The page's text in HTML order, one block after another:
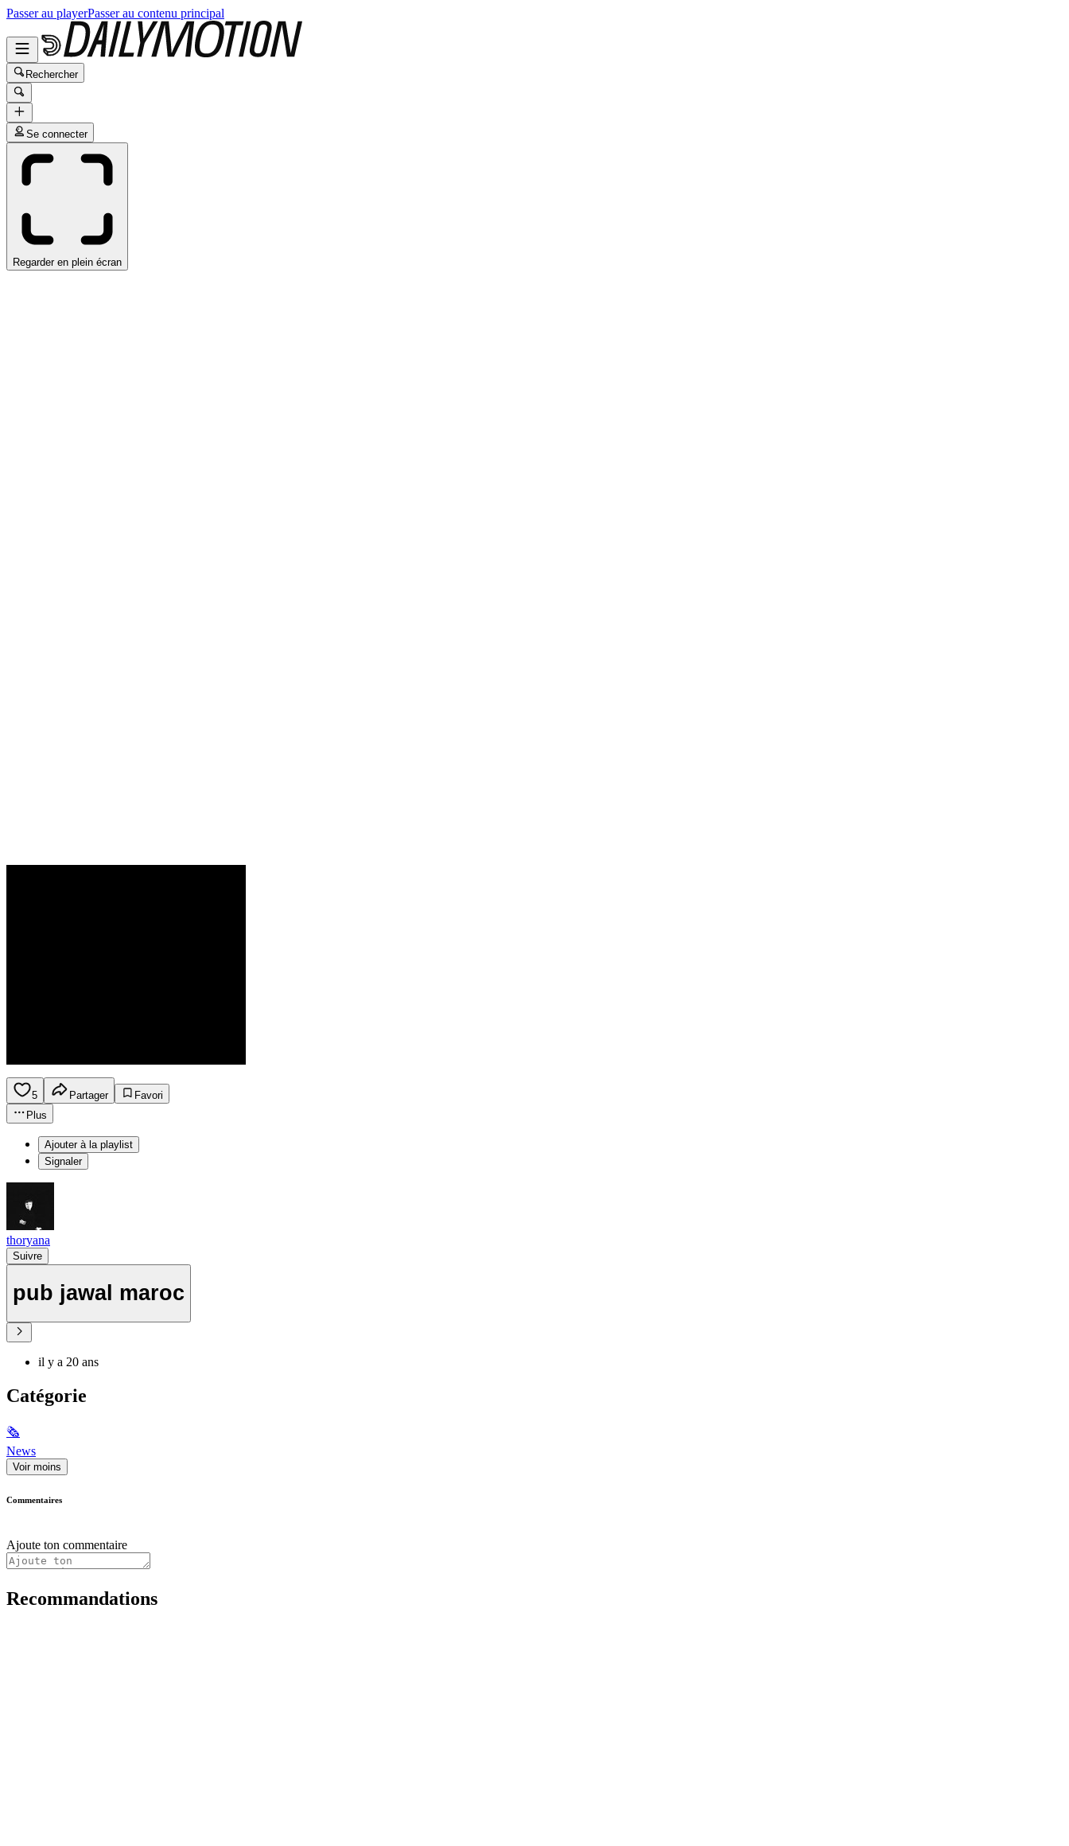
Passer au playerPasser au contenu principal
Rechercher
Se connecter
Regarder en plein écran
5 Partager
Favori
Plus
Ajouter à la playlist
Signaler
thoryana
Suivre
pub jawal maroc
il y a 20 ans
Catégorie
🗞
News
Voir moins
Commentaires
Ajoute ton commentaire
Recommandations